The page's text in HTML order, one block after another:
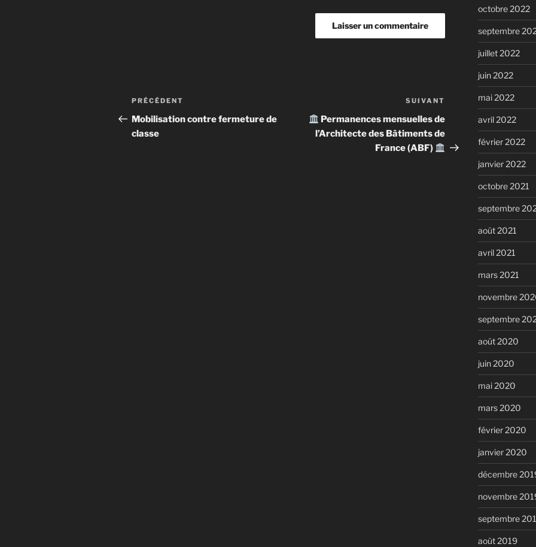
Navigation
de
l’article
Article
précédent
PRÉCÉDENT
Mobilisation contre fermeture de
classe
suivant
SUIVANT
Permanences mensuelles de
l’Architecte des Bâtiments de
France (ABF)
octobre 2022
septembre
juillet 2022
juin 2022
mai 2022
avril 2022
février 2022
janvier 2022
octobre 2021
septembre
août 2021
avril 2021
mars 2021
novembre
septembre
août 2020
juin 2020
mai 2020
mars 2020
février 2020
janvier 2020
décembre
novembre
septembre
août 2019